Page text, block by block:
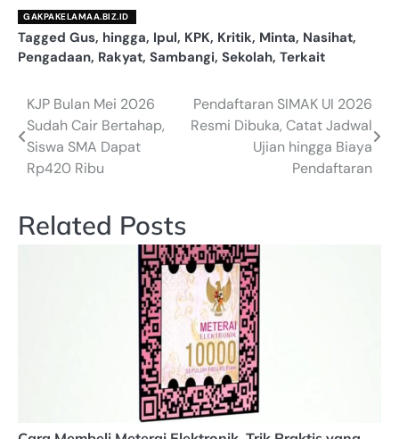
GAKPAKELAMAA.BIZ.ID
Tagged Gus, hingga, Ipul, KPK, Kritik, Minta, Nasihat,
Pengadaan, Rakyat, Sambangi, Sekolah, Terkait
Navigasi
pos
KJP Bulan Mei 2026
Sudah Cair Bertahap,
Siswa SMA Dapat
Rp420 Ribu
Pendaftaran SIMAK UI 2026
Resmi Dibuka, Catat Jadwal
Ujian hingga Biaya
Pendaftaran
Related Posts